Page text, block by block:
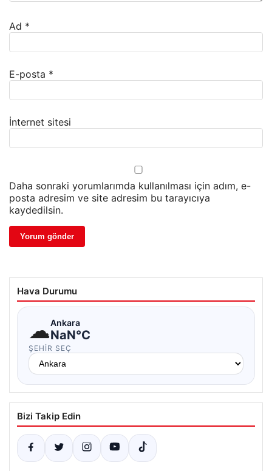
Ad *
E-posta *
İnternet sitesi
Daha sonraki yorumlarımda kullanılması için adım, e-
posta adresim ve site adresim bu tarayıcıya
kaydedilsin.
Hava Durumu
☁Ankara
NaN°C
ŞEHIR SEÇ
Bizi Takip Edin